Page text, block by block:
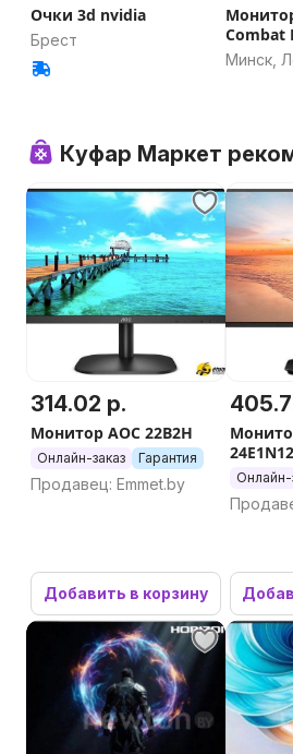
Очки 3d nvidia
Брест
Combat
бп
Минск,
Куфар Маркет
314.02 р.
Монитор AOC 22B2H
Онлайн-заказ Гарантия
Продавец: Emmet.by
Добавить в корзину
Онлайн-